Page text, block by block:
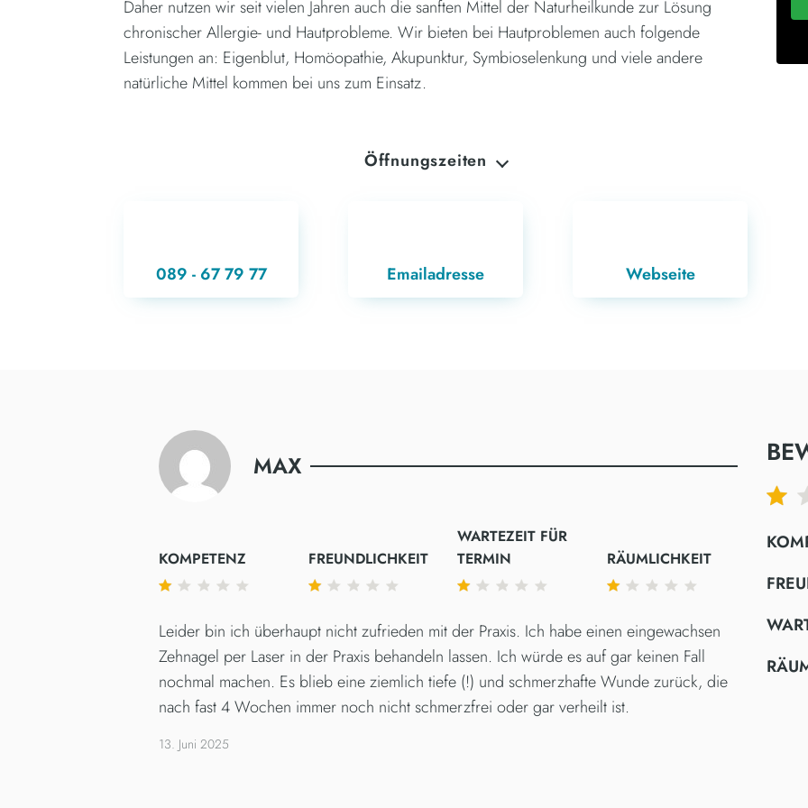
Daher nutzen wir seit vielen Jahren auch die sanften Mittel der Naturheilkunde zur Lösung
chronischer Allergie- und Hautprobleme. Wir bieten bei Hautproblemen auch folgende
Leistungen an: Eigenblut, Homöopathie, Akupunktur, Symbioselenkung und viele andere
natürliche Mittel kommen bei uns zum Einsatz.
Öffnungszeiten
14:00 - 18:00
MITTWOCH
08:15 - 12:00
089 - 67 79 77 Emailadresse Webseite
MAX
KOMPETENZ FREUNDLICHKEIT
WARTEZEIT FÜR
TERMIN
RÄUMLICHKEIT
Leider bin ich überhaupt nicht zufrieden mit der Praxis. Ich habe einen eingewachsen
Zehnagel per Laser in der Praxis behandeln lassen. Ich würde es auf gar keinen Fall
nochmal machen. Es blieb eine ziemlich tiefe (!) und schmerzhafte Wunde zurück, die
nach fast 4 Wochen immer noch nicht schmerzfrei oder gar verheilt ist.
13. Juni 2025